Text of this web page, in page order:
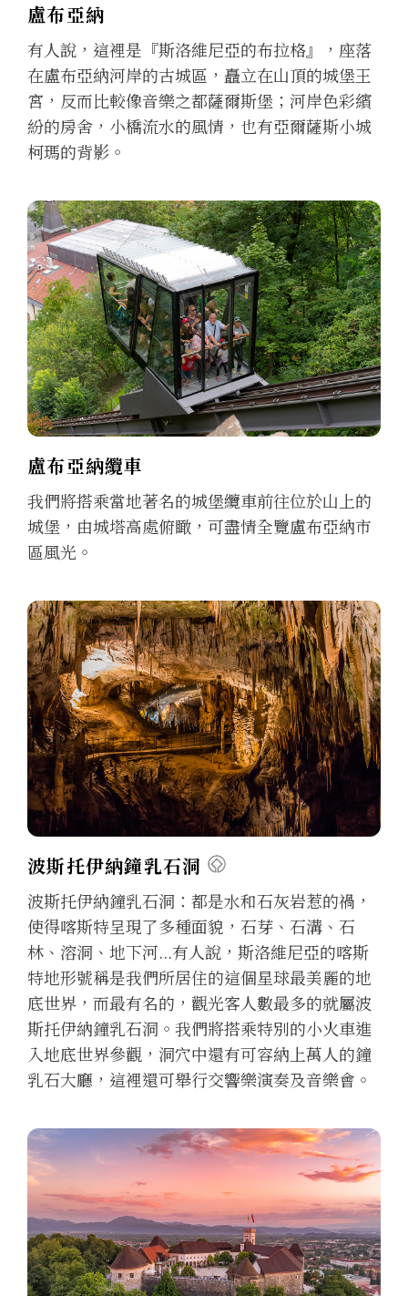
盧布亞納
有人說，這裡是『斯洛維尼亞的布拉格』，座落
在盧布亞納河岸的古城區，矗立在山頂的城堡王
宮，反而比較像音樂之都薩爾斯堡；河岸色彩繽
紛的房舍，小橋流水的風情，也有亞爾薩斯小城
柯瑪的背影。
盧布亞納纜車
我們將搭乘當地著名的城堡纜車前往位於山上的
城堡，由城塔高處俯瞰，可盡情全覽盧布亞納市
區風光。
波斯托伊納鐘乳石洞
波斯托伊納鐘乳石洞：都是水和石灰岩惹的禍，
使得喀斯特呈現了多種面貌，石芽、石溝、石
林、溶洞、地下河...有人說，斯洛維尼亞的喀斯
特地形號稱是我們所居住的這個星球最美麗的地
底世界，而最有名的，觀光客人數最多的就屬波
斯托伊納鐘乳石洞。我們將搭乘特別的小火車進
入地底世界參觀，洞穴中還有可容納上萬人的鐘
乳石大廳，這裡還可舉行交響樂演奏及音樂會。